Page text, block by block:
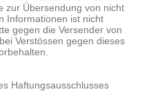
zur Übersendung von nicht
Informationen ist nicht
gegen die Versender von
Verstössen gegen dieses
Haftungsausschlusses